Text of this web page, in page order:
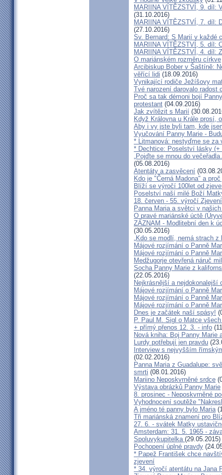
MARIINA VÍTĚZSTVÍ, 9. díl:
(31.10.2016)
MARIINA VÍTĚZSTVÍ, 7. díl:
(27.10.2016)
Sv. Bernard: S Marií v každé
MARIINA VÍTĚZSTVÍ, 5. díl:
MARIINA VÍTĚZSTVÍ, 4. díl:
O mariánském rozměru církve
Arcibiskup Bober v Šaštíně:
věřící lidi (18.09.2016)
Vynikající rodiče Ježíšovy
Tvé narození darovalo radost
Proč sa tak démoni bojí
protestant (04.09.2016)
Jak zvítězit s Marií
Když Královna u Krále prosí,
Aby i vy jste byli tam, kde
Vyučování Panny Marie -
* Litmanová: nestyďme se za
* Dechtice: Poselství lásky (+
„Pojďte se mnou do
(05.08.2016)
Atentáty a zasvěcení
Kdo je "Černá Madona" a
Blíží se výročí 100let od
Poselství naší milé Boží
18. červen - 55. výročí
Panna Maria a světci v
O pravé mariánské úctě
ZÁZNAM - Modlitební den k
(30.05.2016)
„Kdo se modlí, nemá strach z
Májové rozjímání o Panně
Májové rozjímání o Panně
Medžugorje otevřená náruč
Socha Panny Marie z
(22.05.2016)
Nejkrásnější a nejdokonalejší
Májové rozjímání o Panně
Májové rozjímání o Panně
Májové rozjímání o Panně
Dnes je začátek naší spásy!
P. Paul M. Sigl o Matce
+ přímý přenos 12. 3. - info
Nová kniha: Boj Panny Marie
Lurdy potřebují jen pravdu
Interview s nejvyšším
(02.02.2016)
Panna Maria z Guadalupe:
smrti (08.01.2016)
Mariino Neposkvrněné srdce
Výstava obrázků Panny Marie
8. prosinec - Neposkvrněné
Vyhodnocení soutěže
A jméno té panny bylo Maria
Tři mariánská znamení pro
27. 6. - svátek Matky
Amsterdam: 31. 5. 1965 -
Spoluvykupitelka (29.05.2015)
Pochopení úplné pravdy
* Papež František chce
zjevení
* 34. výročí atentátu na Jana